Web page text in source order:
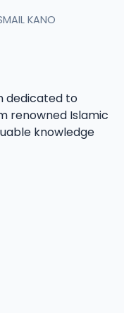
KANO
dedicated to
renowned Islamic
knowledge